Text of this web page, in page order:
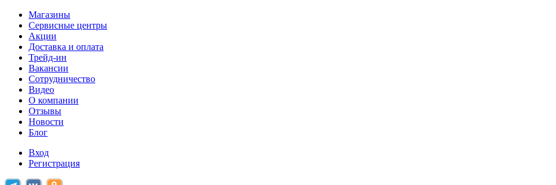
Магазины
Сервисные центры
Акции
Доставка и оплата
Трейд-ин
Вакансии
Сотрудничество
Видео
О компании
Отзывы
Новости
Блог
Вход
Регистрация